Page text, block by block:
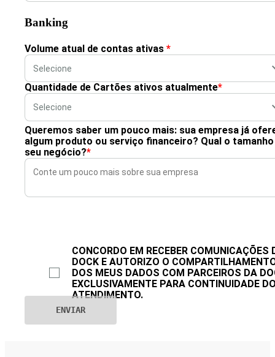
Banking
Volume atual de contas ativas *
Quantidade de Cartões ativos atualmente*
Queremos saber um pouco mais: sua empresa já
algum produto ou serviço financeiro? Qual o
seu negócio?*
CONCORDO EM RECEBER COMUNICAÇÕES
DOCK E AUTORIZO O
DOS MEUS DADOS COM PARCEIROS DA
EXCLUSIVAMENTE PARA CONTINUIDADE
ATENDIMENTO.